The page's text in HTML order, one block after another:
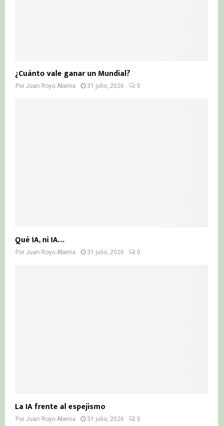
¿Cuánto vale ganar un Mundial?
Por Juan Royo Abenia 31 julio, 2026 0
Qué IA, ni IA…
Por Juan Royo Abenia 31 julio, 2026 0
La IA frente al espejismo
Por Juan Royo Abenia 31 julio, 2026 0